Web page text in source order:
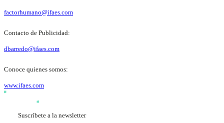
factorhumano@ifaes.com
Contacto de Publicidad:
dbarredo@ifaes.com
Conoce quienes somos:
www.ifaes.com
Suscríbete a la newsletter